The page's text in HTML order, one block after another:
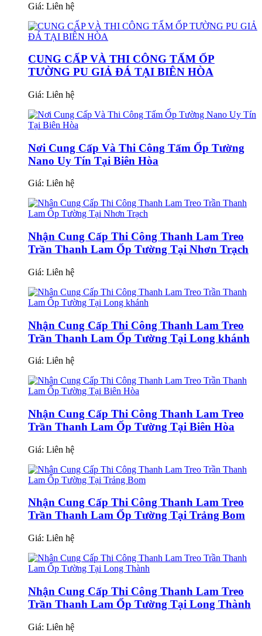
Giá: Liên hệ
CUNG CẤP VÀ THI CÔNG TẤM ỐP
TƯỜNG PU GIẢ ĐÁ TẠI BIÊN HÒA
Giá: Liên hệ
Nơi Cung Cấp Và Thi Công Tấm Ốp Tường
Nano Uy Tín Tại Biên Hòa
Giá: Liên hệ
Nhận Cung Cấp Thi Công Thanh Lam Treo
Trần Thanh Lam Ốp Tường Tại Nhơn Trạch
Giá: Liên hệ
Nhận Cung Cấp Thi Công Thanh Lam Treo
Trần Thanh Lam Ốp Tường Tại Long khánh
Giá: Liên hệ
Nhận Cung Cấp Thi Công Thanh Lam Treo
Trần Thanh Lam Ốp Tường Tại Biên Hòa
Giá: Liên hệ
Nhận Cung Cấp Thi Công Thanh Lam Treo
Trần Thanh Lam Ốp Tường Tại Trảng Bom
Giá: Liên hệ
Nhận Cung Cấp Thi Công Thanh Lam Treo
Trần Thanh Lam Ốp Tường Tại Long Thành
Giá: Liên hệ